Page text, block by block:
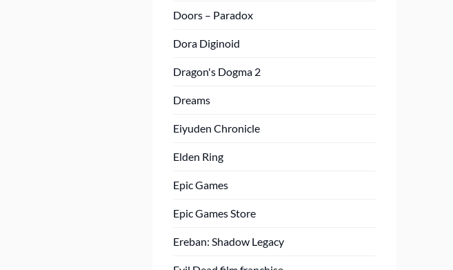
Doors – Paradox
Dora Diginoid
Dragon's Dogma 2
Dreams
Eiyuden Chronicle
Elden Ring
Epic Games
Epic Games Store
Ereban: Shadow Legacy